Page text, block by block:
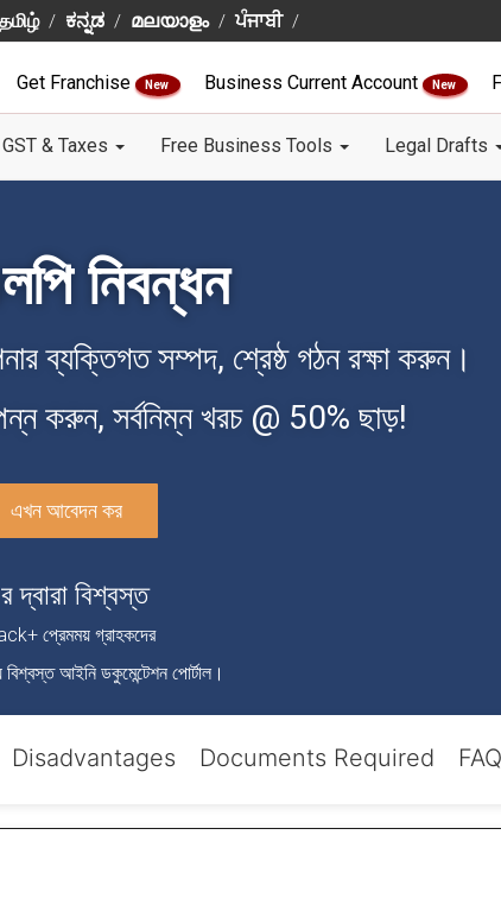
தமிழ் ಕನ್ನಡ മലയാളം ਪੰਜਾਬੀ
Get Franchise New Business Current Account New
GST & Taxes Free Business Tools Legal Drafts
নিবন্ধন
ব্যক্তিগত সম্পদ, শ্রেষ্ঠ গঠন রক্ষা করুন।
করুন, সর্বনিম্ন খরচ @ 50% ছাড়!
এখন আবেদন কর
দ্বারা বিশ্বস্ত
প্রেমময় গ্রাহকদের
বিশ্বস্ত আইনি ডকুমেন্টেশন পোর্টাল।
Disadvantages Documents Required